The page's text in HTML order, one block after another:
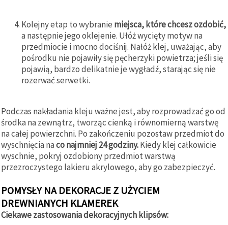
Kolejny etap to wybranie miejsca, które chcesz ozdobić,
a następnie jego oklejenie. Ułóż wycięty motyw na
przedmiocie i mocno dociśnij. Nałóż klej, uważając, aby
pośrodku nie pojawiły się pęcherzyki powietrza; jeśli się
pojawią, bardzo delikatnie je wygładź, starając się nie
rozerwać serwetki.
Podczas nakładania kleju ważne jest, aby rozprowadzać go od
środka na zewnątrz, tworząc cienką i równomierną warstwę
na całej powierzchni. Po zakończeniu pozostaw przedmiot do
wyschnięcia naco najmniej 24 godziny.Kiedy klej całkowicie
wyschnie, pokryj ozdobiony przedmiot warstwą
przezroczystego lakieru akrylowego, aby go zabezpieczyć.
POMYSŁY NA DEKORACJE Z UŻYCIEM
DREWNIANYCH KLAMEREK
Ciekawe zastosowania dekoracyjnych klipsów: